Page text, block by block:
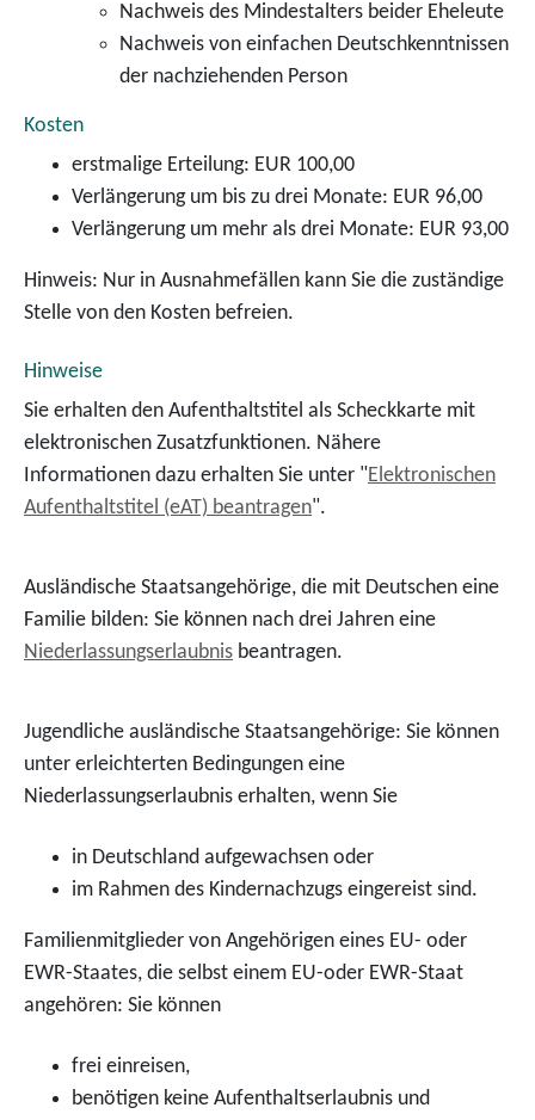
Nachweis des Mindestalters beider Eheleute
Nachweis von einfachen Deutschkenntnissen
der nachziehenden Person
Kosten
erstmalige Erteilung: EUR 100,00
Verlängerung um bis zu drei Monate: EUR 96,00
Verlängerung um mehr als drei Monate: EUR 93,00
Hinweis: Nur in Ausnahmefällen kann Sie die zuständige
Stelle von den Kosten befreien.
Hinweise
Sie erhalten den Aufenthaltstitel als Scheckkarte mit
elektronischen Zusatzfunktionen. Nähere
Informationen dazu erhalten Sie unter "Elektronischen
Aufenthaltstitel (eAT) beantragen".
Ausländische Staatsangehörige, die mit Deutschen eine
Familie bilden: Sie können nach drei Jahren eine
Niederlassungserlaubnis beantragen.
Jugendliche ausländische Staatsangehörige: Sie können
unter erleichterten Bedingungen eine
Niederlassungserlaubnis erhalten, wenn Sie
in Deutschland aufgewachsen oder
im Rahmen des Kindernachzugs eingereist sind.
Familienmitglieder von Angehörigen eines EU- oder
EWR-Staates, die selbst einem EU-oder EWR-Staat
angehören: Sie können
frei einreisen,
benötigen keine Aufenthaltserlaubnis und